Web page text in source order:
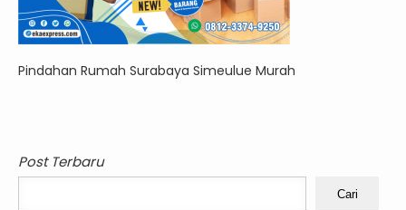
Pindahan Rumah Surabaya Simeulue Murah
Post Terbaru
Cari